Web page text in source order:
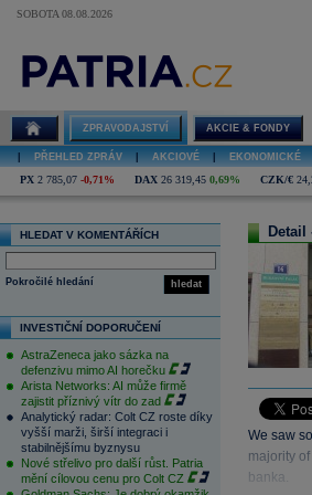
SOBOTA 08.08.2026
ZPRAVODAJSTVÍ AKCIE & FONDY
PŘEHLED ZPRÁV AKCIOVÉ EKONOMICKÉ
PX 2 785,07 -0,71% DAX 26 319,45 0,69% CZK/€
HLEDAT V KOMENTÁŘÍCH
hledat
Pokročilé hledání
INVESTIČNÍ DOPORUČENÍ
AstraZeneca jako sázka na
defenzivu mimo AI horečku
Arista Networks: AI může firmě
zajistit příznivý vítr do zad
Analytický radar: Colt CZ roste díky
vyšší marži, širší integraci i
stabilnějšímu byznysu
Nové střelivo pro další růst. Patria
mění cílovou cenu pro Colt CZ
Detail
We saw
majority
banka.